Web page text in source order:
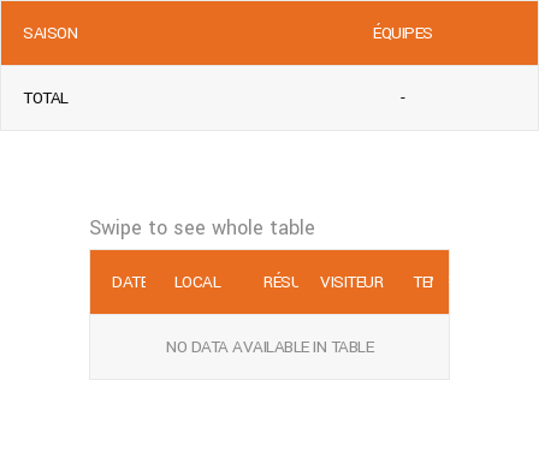
SAISON ÉQUIPES
TOTAL -
DATE LOCAL RÉSULTATSVISITEUR TEMPS
NO DATA AVAILABLE IN TABLE